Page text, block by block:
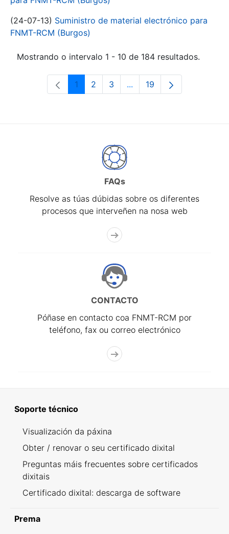
(24-07-13) Suministro de material electrónico para
FNMT-RCM (Burgos)
Mostrando o intervalo 1 - 10 de 184 resultados.
Páxina
1 Páxina
2 Páxina
3 ...Páxinas intermedias Use
Páxina
19
FAQs
Resolve as túas dúbidas sobre os diferentes
procesos que interveñen na nosa web
CONTACTO
Póñase en contacto coa FNMT-RCM por
teléfono, fax ou correo electrónico
Soporte técnico
Visualización da páxina
Obter / renovar o seu certificado dixital
Preguntas máis frecuentes sobre certificados
dixitais
Certificado dixital: descarga de software
Prema